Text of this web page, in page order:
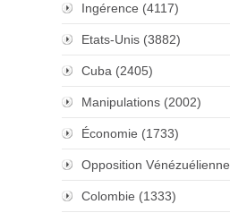
Ingérence (4117)
Etats-Unis (3882)
Cuba (2405)
Manipulations (2002)
Économie (1733)
Opposition Vénézuélienne
Colombie (1333)